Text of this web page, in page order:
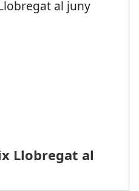
Llobregat al